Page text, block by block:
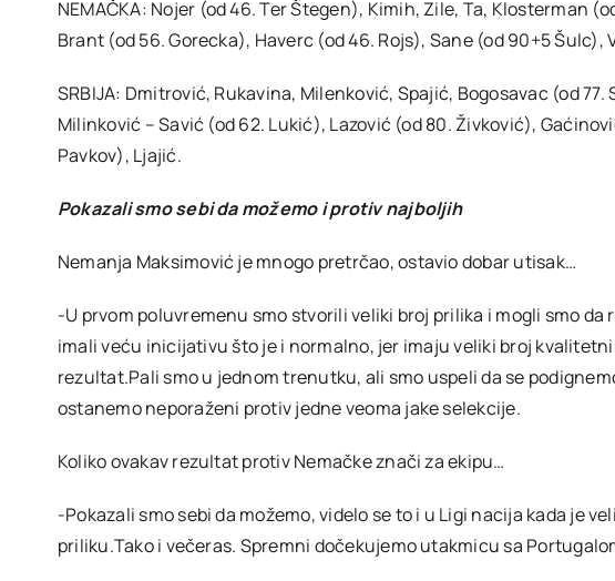
NEMAČKA: Nojer (od 46. Ter Štegen), Kimih, Zile, Ta, Klosterman
Brant (od 56. Gorecka), Haverc (od 46. Rojs), Sane (od 90+5 Šulc),
SRBIJA: Dmitrović, Rukavina, Milenković, Spajić, Bogosavac (od
Milinković – Savić (od 62. Lukić), Lazović (od 80. Živković),
Pavkov), Ljajić.
Pokazali smo sebi da možemo i protiv najboljih
Nemanja Maksimović je mnogo pretrčao, ostavio dobar utisak…
-U prvom poluvremenu smo stvorili veliki broj prilika i mogli smo
imali veću inicijativu što je i normalno, jer imaju veliki broj
rezultat.Pali smo u jednom trenutku, ali smo uspeli da se
ostanemo neporaženi protiv jedne veoma jake selekcije.
Koliko ovakav rezultat protiv Nemačke znači za ekipu…
-Pokazali smo sebi da možemo, videlo se to i u Ligi nacija kada je
priliku.Tako i večeras. Spremni dočekujemo utakmicu sa